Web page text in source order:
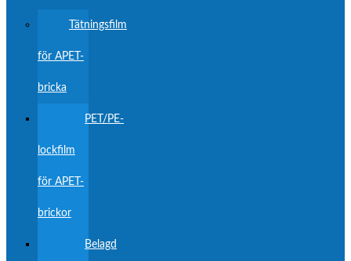
Tätningsfilm
för APET-
bricka
PET/PE-
lockfilm
för APET-
brickor
Belagd